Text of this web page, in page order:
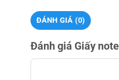
ĐÁNH GIÁ (0)
Đánh giá Giấy